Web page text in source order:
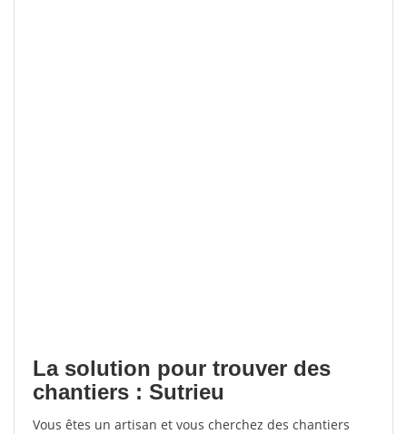
La solution pour trouver des
chantiers : Sutrieu
Vous êtes un artisan et vous cherchez des chantiers